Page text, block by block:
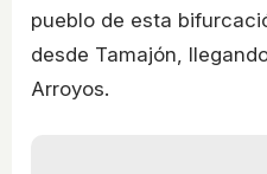
pueblo de esta
desde Tamajón,
Arroyos.